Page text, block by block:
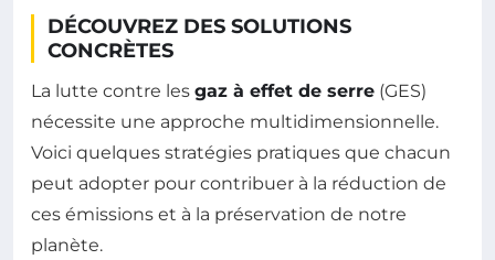
DÉCOUVREZ DES SOLUTIONS
CONCRÈTES
La lutte contre les gaz à effet de serre (GES)
nécessite une approche multidimensionnelle.
Voici quelques stratégies pratiques que chacun
peut adopter pour contribuer à la réduction de
ces émissions et à la préservation de notre
planète.